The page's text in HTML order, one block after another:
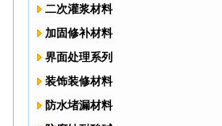
二次灌浆材料
加固修补材料
界面处理系列
装饰装修材料
防水堵漏材料